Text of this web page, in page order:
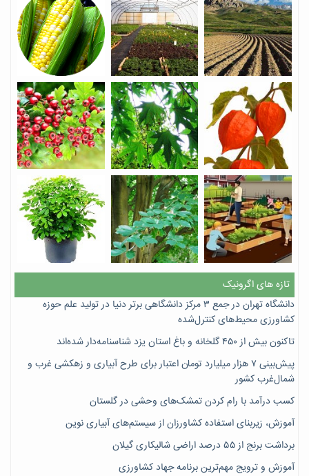
تازه های اگرونیک
دانشگاه تهران در جمع ۳ مرکز دانشگاهی برتر دنیا در تولید علم حوزه
کشاورزی محیط‌های کنترل‌شده
تاکنون بیش از ۴۵۰ گلخانه و باغ استان یزد شناسنامه‌دار شده‌اند
پیش‌بینی ۷‌ هزار میلیارد تومان اعتبار برای طرح آبیاری و زهکشی غرب و
شمال‌غرب کشور
کسب درآمد با رام کردن تمشک‌های وحشی در گلستان
آموزش، زیربنای استفاده کشاورزان از سیستم‌های آبیاری نوین
برداشت برنج از ۵۵ درصد اراضی شالیکاری گیلان
آموزش و ترویج مهم‌ترین برنامه جهاد کشاورزی